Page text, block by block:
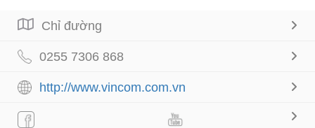
Chỉ đường
0255 7306 868
http://www.vincom.com.vn